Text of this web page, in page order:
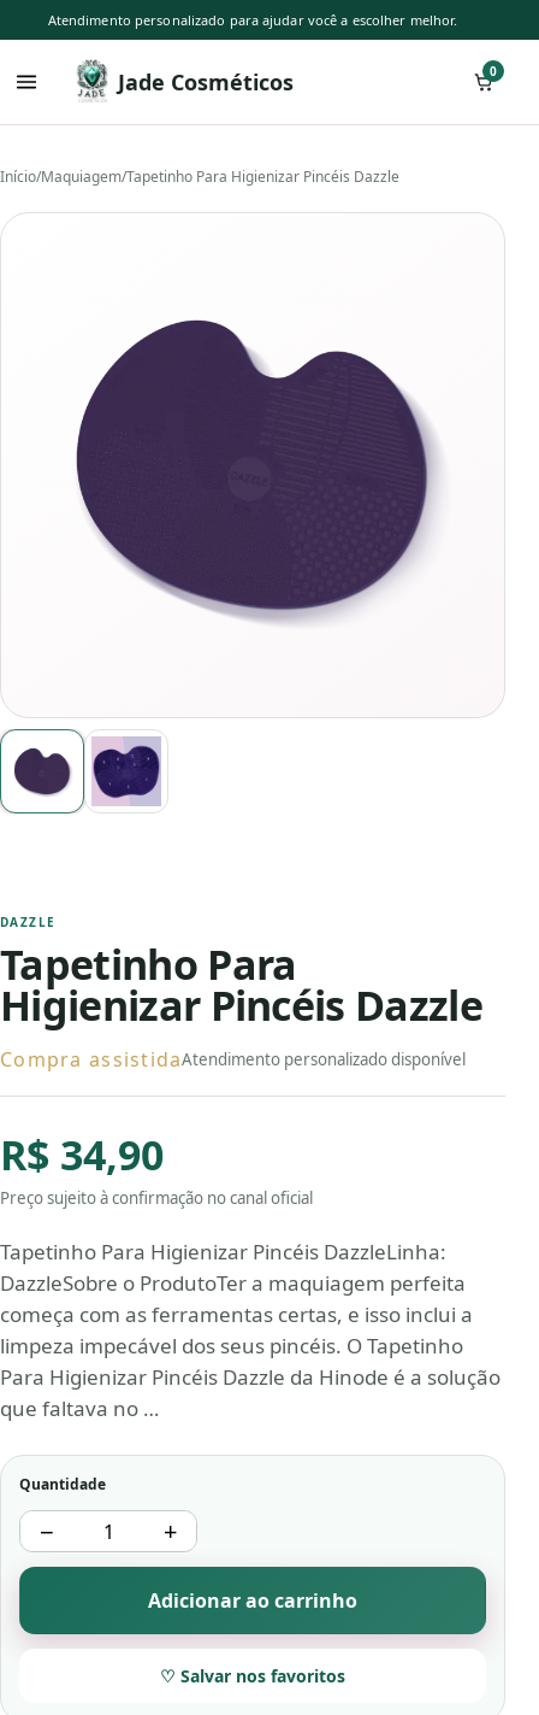
Atendimento personalizado para ajudar você a escolher melhor.
Jade Cosméticos 0
Início/Maquiagem/Tapetinho Para Higienizar Pincéis Dazzle
DAZZLE
Tapetinho Para
Higienizar Pincéis Dazzle
Compra assistidaAtendimento personalizado disponível
R$ 34,90
Preço sujeito à confirmação no canal oficial
Tapetinho Para Higienizar Pincéis DazzleLinha:
DazzleSobre o ProdutoTer a maquiagem perfeita
começa com as ferramentas certas, e isso inclui a
limpeza impecável dos seus pincéis. O Tapetinho
Para Higienizar Pincéis Dazzle da Hinode é a solução
que faltava no …
Quantidade
− +
Adicionar ao carrinho
♡ Salvar nos favoritos